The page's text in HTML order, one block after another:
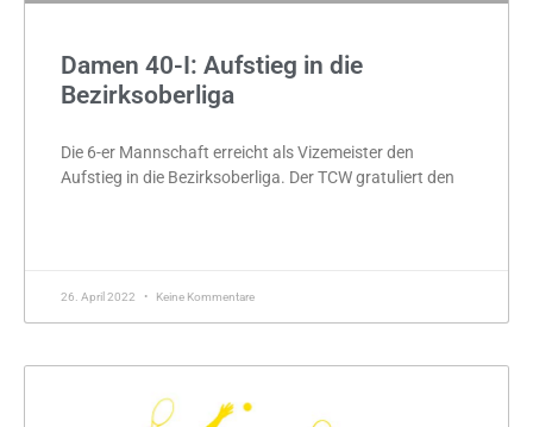
Damen 40-I: Aufstieg in die
Bezirksoberliga
Die 6-er Mannschaft erreicht als Vizemeister den
Aufstieg in die Bezirksoberliga. Der TCW gratuliert den
26. April 2022 Keine Kommentare